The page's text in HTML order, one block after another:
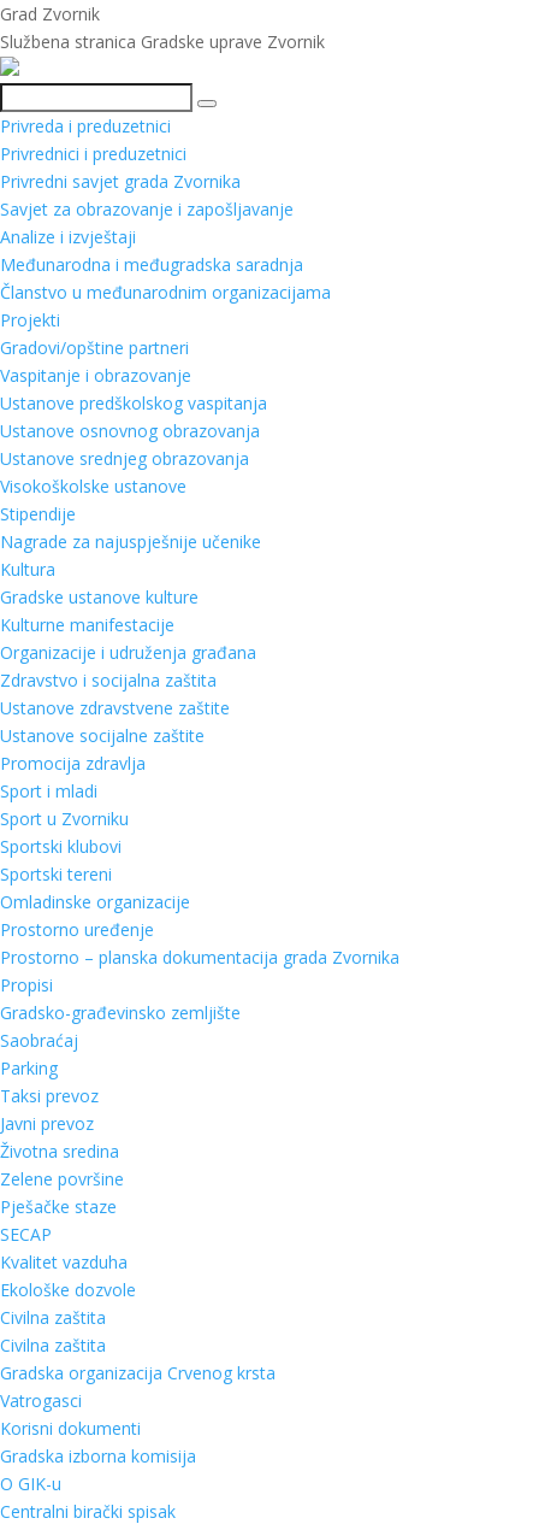
Grad Zvornik
Službena stranica Gradske uprave Zvornik
Pretraga
Privreda i preduzetnici
Privrednici i preduzetnici
Privredni savjet grada Zvornika
Savjet za obrazovanje i zapošljavanje
Analize i izvještaji
Međunarodna i međugradska saradnja
Članstvo u međunarodnim organizacijama
Projekti
Gradovi/opštine partneri
Vaspitanje i obrazovanje
Ustanove predškolskog vaspitanja
Ustanove osnovnog obrazovanja
Ustanove srednjeg obrazovanja
Visokoškolske ustanove
Stipendije
Nagrade za najuspješnije učenike
Kultura
Gradske ustanove kulture
Kulturne manifestacije
Organizacije i udruženja građana
Zdravstvo i socijalna zaštita
Ustanove zdravstvene zaštite
Ustanove socijalne zaštite
Promocija zdravlja
Sport i mladi
Sport u Zvorniku
Sportski klubovi
Sportski tereni
Omladinske organizacije
Prostorno uređenje
Prostorno – planska dokumentacija grada Zvornika
Propisi
Gradsko-građevinsko zemljište
Saobraćaj
Parking
Taksi prevoz
Javni prevoz
Životna sredina
Zelene površine
Pješačke staze
SECAP
Kvalitet vazduha
Ekološke dozvole
Civilna zaštita
Civilna zaštita
Gradska organizacija Crvenog krsta
Vatrogasci
Korisni dokumenti
Gradska izborna komisija
O GIK-u
Centralni birački spisak